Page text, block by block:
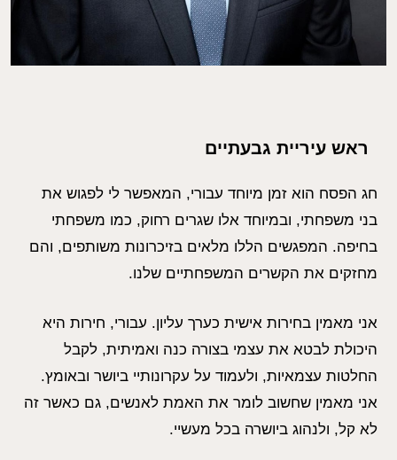
ראש עיריית גבעתיים
חג הפסח הוא זמן מיוחד עבורי, המאפשר לי לפגוש את
בני משפחתי, ובמיוחד אלו שגרים רחוק, כמו משפחתי
בחיפה. המפגשים הללו מלאים בזיכרונות משותפים, והם
מחזקים את הקשרים המשפחתיים שלנו.
אני מאמין בחירות אישית כערך עליון. עבורי, חירות היא
היכולת לבטא את עצמי בצורה כנה ואמיתית, לקבל
החלטות עצמאיות, ולעמוד על עקרונותיי ביושר ובאומץ.
אני מאמין שחשוב לומר את האמת לאנשים, גם כאשר זה
לא קל, ולנהוג ביושרה בכל מעשיי.